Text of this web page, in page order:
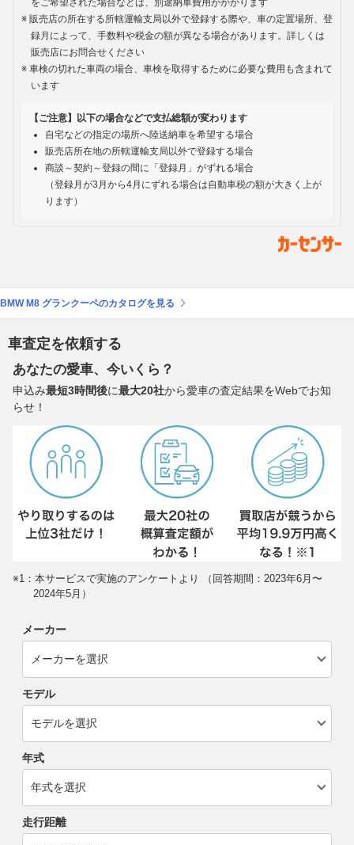
をご希望された場合などは、別途納車費用がかかります
販売店の所在する所轄運輸支局以外で登録する際や、車の定置場所、登
録月によって、手数料や税金の額が異なる場合があります。詳しくは
販売店にお問合せください
車検の切れた車両の場合、車検を取得するために必要な費用も含まれて
います
【ご注意】以下の場合などで支払総額が変わります
自宅などの指定の場所へ陸送納車を希望する場合
販売店所在地の所轄運輸支局以外で登録する場合
商談～契約～登録の間に「登録月」がずれる場合
（登録月が3月から4月にずれる場合は自動車税の額が大きく上が
ります）
BMW M8 グランクーペのカタログを見る
車査定を依頼する
あなたの愛車、今いくら？
申込み最短3時間後に最大20社から愛車の査定結果をWebでお知
らせ！
※1：本サービスで実施のアンケートより （回答期間：2023年6月〜
2024年5月）
メーカー
モデル
年式
走行距離